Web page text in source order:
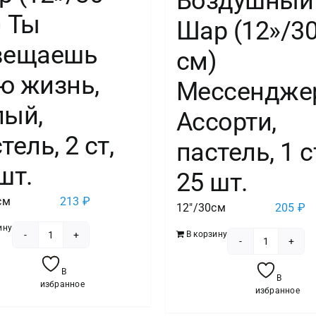
Ты
жизнь,
2 ст,
213 ₽
товара
Шар
В
избранное
Шар (12»/
см)
Ассорти,
пастель, 1
25 шт.
12"/30см 205 ₽
В корзину
товара
В
избранное